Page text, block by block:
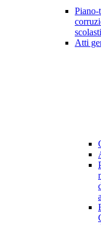
Piano-
Atti